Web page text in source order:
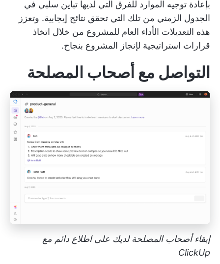
بإعادة توجيه الموارد للفرق التي لديها تباين سلبي في
الجدول الزمني من تلك التي تحقق نتائج إيجابية. وتعزز
هذه التعديلات الأداء العام للمشروع من خلال اتخاذ
قرارات استراتيجية لإنجاز المشروع بنجاح.
التواصل مع أصحاب المصلحة
إبقاء أصحاب المصلحة لديك على اطلاع دائم مع
ClickUp